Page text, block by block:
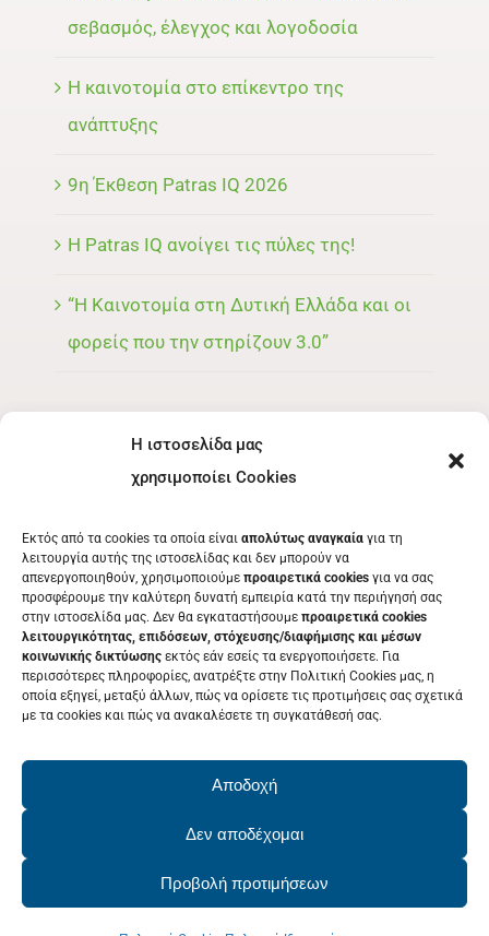
Η ιστοσελίδα μας
χρησιμοποίει Cookies
Εκτός από τα cookies τα οποία είναι απολύτως αναγκαία για τη
λειτουργία αυτής της ιστοσελίδας και δεν μπορούν να
απενεργοποιηθούν, χρησιμοποιούμε προαιρετικά cookies για να σας
προσφέρουμε την καλύτερη δυνατή εμπειρία κατά την περιήγησή σας
στην ιστοσελίδα μας. Δεν θα εγκαταστήσουμε προαιρετικά cookies
λειτουργικότητας, επιδόσεων, στόχευσης/διαφήμισης και μέσων
κοινωνικής δικτύωσης εκτός εάν εσείς τα ενεργοποιήσετε. Για
περισσότερες πληροφορίες, ανατρέξτε στην Πολιτική Cookies μας, η
οποία εξηγεί, μεταξύ άλλων, πώς να ορίσετε τις προτιμήσεις σας σχετικά
με τα cookies και πώς να ανακαλέσετε τη συγκατάθεσή σας.
Αποδοχή
Δεν αποδέχομαι
Προβολή προτιμήσεων
σεβασμός, έλεγχος και λογοδοσία
Η καινοτομία στο επίκεντρο της
ανάπτυξης
9η Έκθεση Patras IQ 2026
Η Patras IQ ανοίγει τις πύλες της!
“Η Καινοτομία στη Δυτική Ελλάδα και οι
φορείς που την στηρίζουν 3.0”
ΕΘΕΛΟΝΤΉΣ
ΤΑ ΝΈΑ ΜΑΣ
ΕΠΙΚΟΙΝΩΝΊΑ
ΕΚΔΗΛΩΣΕΙΣ
2026
© Copyright 2022 - 2026 | PatrasIQ